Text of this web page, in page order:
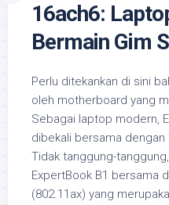
16ach6:
Bermain Gim
Perlu ditekankan di sini
oleh motherboard yang
Sebagai laptop modern,
dibekali bersama
Tidak tanggung-
ExpertBook B1 bersama
(802.11ax) yang